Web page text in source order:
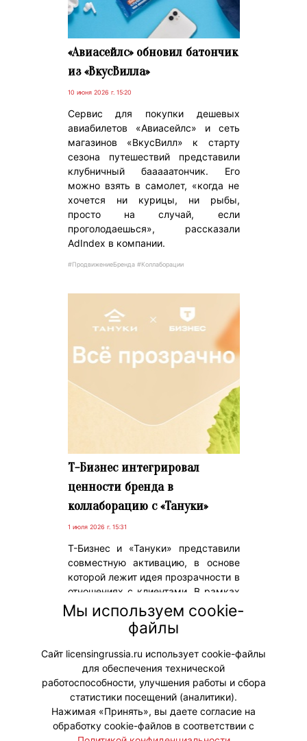
«Авиасейлс» обновил батончик
из «ВкусВилла»
10 июня 2026 г. 15:20
Сервис для покупки дешевых
авиабилетов «Авиасейлс» и сеть
магазинов «ВкусВилл» к старту
сезона путешествий представили
клубничный бааааатончик. Его
можно взять в самолет, «когда не
хочется ни курицы, ни рыбы,
просто на случай, если
проголодаешься», рассказали
AdIndex в компании.
#ПродвижениеБренда #Коллаборации
Т-Бизнес интегрировал
ценности бренда в
коллаборацию с «Тануки»
1 июля 2026 г. 15:31
Т-Бизнес и «Тануки» представили
совместную активацию, в основе
которой лежит идея прозрачности в
отношениях с клиентами. В рамках
коллаборации бренды запустили
специальный сет, концепция
которого построена вокруг
метафоры открытости бизнеса.
#Коллаборации
Мы используем cookie-
файлы
Сайт licensingrussia.ru использует cookie-файлы
для обеспечения технической
работоспособности, улучшения работы и сбора
статистики посещений (аналитики).
Нажимая «Принять», вы даете согласие на
обработку cookie-файлов в соответствии с